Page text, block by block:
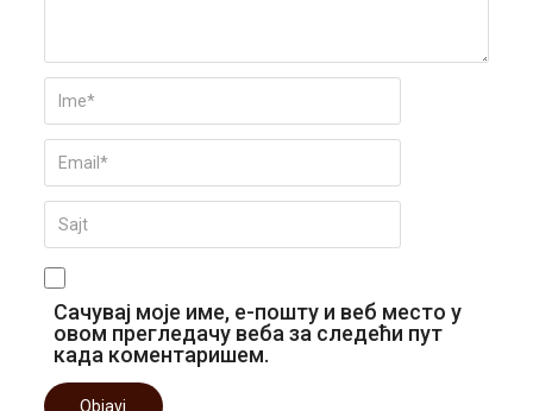
Сачувај моје име, е-пошту и веб место у
овом прегледачу веба за следећи пут
када коментаришем.